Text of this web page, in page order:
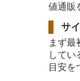
値通販
サ
まず最
してい
目安を